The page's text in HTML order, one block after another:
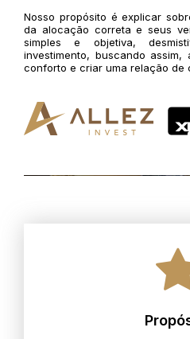
Nosso propósito é explicar
da alocação correta e seus
simples e objetiva,
investimento, buscando
conforto e criar uma relação de